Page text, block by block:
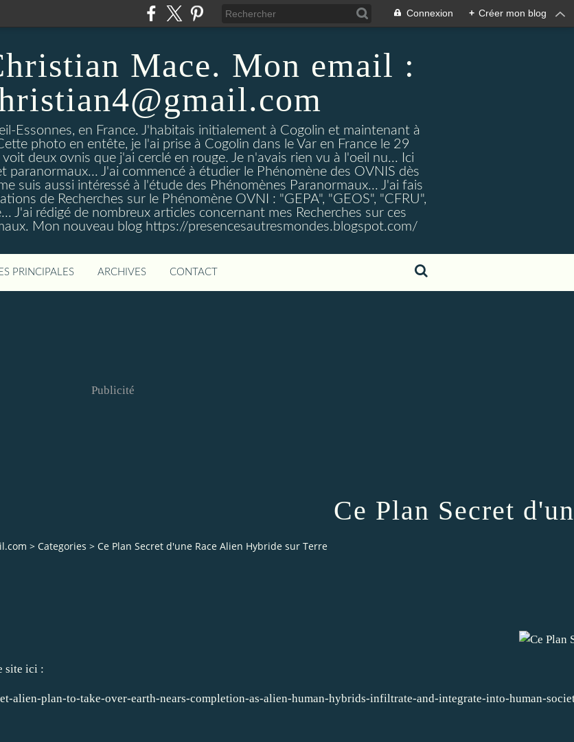
Connexion + Créer mon blog
Mace. Mon email :
Essonnes, en France. J'habitais initialement à Cogolin et maintenant à
photo en entête, je l'ai prise à Cogolin dans le Var en France le 29
deux ovnis que j'ai cerclé en rouge. Je n'avais rien vu à l'oeil nu... Ici
paranormaux... J'ai commencé à étudier le Phénomène des OVNIS dès
suis aussi intéressé à l'étude des Phénomènes Paranormaux... J'ai fais
de Recherches sur le Phénomène OVNI : "GEPA", "GEOS", "CFRU",
J'ai rédigé de nombreux articles concernant mes Recherches sur ces
Mon nouveau blog https://presencesautresmondes.blogspot.com/
PRINCIPALES ARCHIVES CONTACT
Publicité
Ce Plan Secret
> Categories > Ce Plan Secret d'une Race Alien Hybride sur Terre
site ici :
alien-plan-to-take-over-earth-nears-completion-as-alien-human-hybrids-infiltrate-and-integrate-into-human-